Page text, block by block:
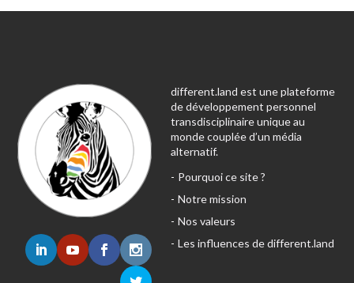
different.land est une plateforme
de développement personnel
transdisciplinaire unique au
monde couplée d’un média
alternatif.
Pourquoi ce site ?
Notre mission
Nos valeurs
Les influences de different.land